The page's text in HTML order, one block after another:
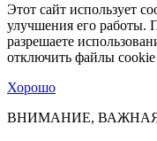
Этот сайт использует
улучшения его работы.
разрешаете
отключить файлы cookie
Хорошо
ВНИМАНИЕ,